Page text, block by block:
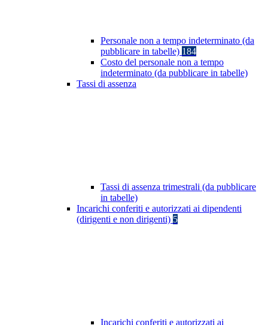
Personale non a tempo indeterminato (da
pubblicare in tabelle) 184
Costo del personale non a tempo
indeterminato (da pubblicare in tabelle)
Tassi di assenza
Tassi di assenza trimestrali (da pubblicare
in tabelle)
Incarichi conferiti e autorizzati ai dipendenti
(dirigenti e non dirigenti) 5
Incarichi conferiti e autorizzati ai